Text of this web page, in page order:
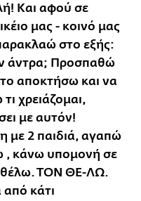
Και αφού σε
μας - κοινό μας
στο εξής:
άντρα; Προσπαθώ
το αποκτήσω και να
χρειάζομαι,
με αυτόν!
με 2 παιδιά, αγαπώ
, κάνω υπομονή σε
θέλω. ΤΟΝ ΘΕ-ΛΩ.
από κάτι